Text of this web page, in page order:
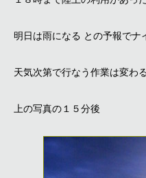
明日は雨になる との予報でナ
天気次第で行なう作業は変わ
上の写真の１５分後